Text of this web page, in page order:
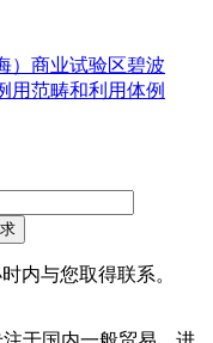
）商业试验区碧波
用范畴和利用体例
内与您取得联系。